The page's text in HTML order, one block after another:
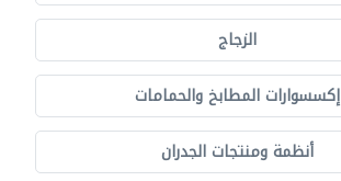
الزجاج
إكسسوارات المطابخ والحمامات
أنظمة ومنتجات الجدران